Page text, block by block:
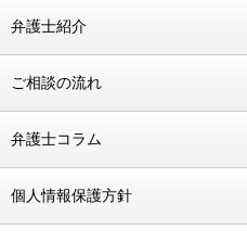
弁護士紹介
ご相談の流れ
弁護士コラム
個人情報保護方針